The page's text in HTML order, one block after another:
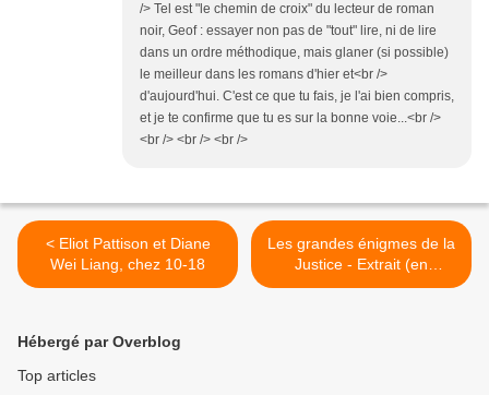
/> Tel est "le chemin de croix" du lecteur de roman
noir, Geof : essayer non pas de "tout" lire, ni de lire
dans un ordre méthodique, mais glaner (si possible)
le meilleur dans les romans d'hier et<br />
d'aujourd'hui. C'est ce que tu fais, je l'ai bien compris,
et je te confirme que tu es sur la bonne voie...<br />
<br /> <br /> <br />
< Eliot Pattison et Diane
Wei Liang, chez 10-18
Les grandes énigmes de la
Justice - Extrait (en
exclusivité) >
Hébergé par Overblog
Top articles